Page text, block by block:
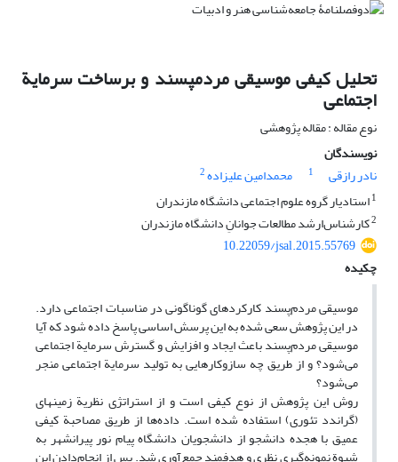
تحلیل کیفی موسیقی مردم‏پسند و برساخت سرمایة
اجتماعی
نوع مقاله : مقاله پژوهشی
نویسندگان
نادر رازقی
1 محمدامین علیزاده2
1استادیار گروه علوم اجتماعی دانشگاه مازندران
2کارشناس‌ارشد مطالعات جوانانِ دانشگاه مازندران
10.22059/jsal.2015.55769
چکیده
موسیقی مردم‌پسند کارکرد‏های گوناگونی در مناسبات اجتماعی دارد.
در این پژوهش سعی شده به این پرسش اساسی پاسخ داده شود که آیا
موسیقی مردم‌پسند باعث ایجاد و افزایش و گسترش سرمایة اجتماعی
می‌شود؟ و از طریق چه سازوکارهایی به تولید سرمایة اجتماعی منجر
می‌شود؟
روش این پژوهش از نوع کیفی است و از استراتژی نظریة زمینه‏ای
(گراندد تئوری) استفاده شده است. داده‌ها از طریق مصاحبة کیفی
عمیق با هجده دانشجو از دانشجویان دانشگاه پیام نور پیرانشهر به